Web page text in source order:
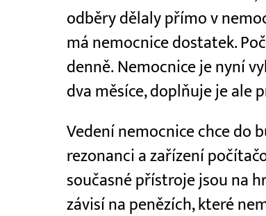
odběry dělaly přímo v
má nemocnice dostatek.
denně. Nemocnice je nyní
dva měsíce, doplňuje je ale
Vedení nemocnice chce do
rezonanci a zařízení
současné přístroje jsou na
závisí na penězích, které